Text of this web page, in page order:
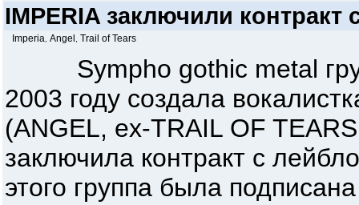
IMPERIA заключили контракт
Imperia Angel Trail of Tears
Sympho gothic metal
2003 году создала
(ANGEL, ex-TRAIL OF
заключила контракт с
этого группа была